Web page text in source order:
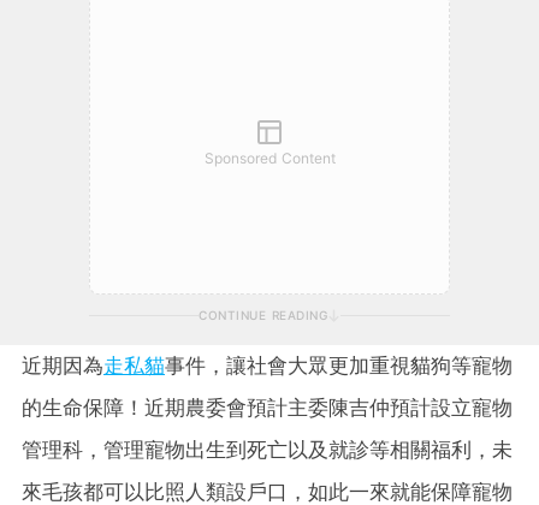
Sponsored Content
CONTINUE READING
近期因為走私貓事件，讓社會大眾更加重視貓狗等寵物
的生命保障！近期農委會預計主委陳吉仲預計設立寵物
管理科，管理寵物出生到死亡以及就診等相關福利，未
來毛孩都可以比照人類設戶口，如此一來就能保障寵物